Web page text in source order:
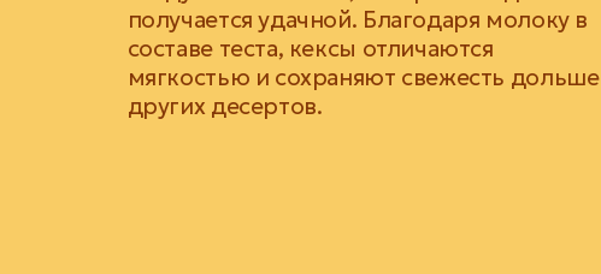
получается удачной. Благодаря молоку в
составе теста, кексы отличаются
мягкостью и сохраняют свежесть дольше
других десертов.